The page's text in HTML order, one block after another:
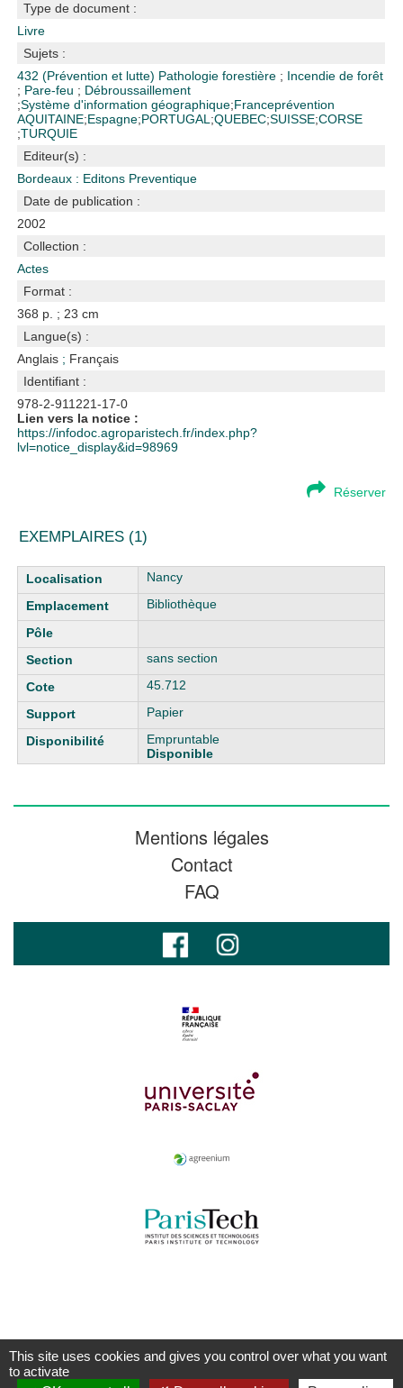
Type de document :
Livre
Sujets :
432 (Prévention et lutte) Pathologie forestière ; Incendie de forêt
; Pare-feu ; Débroussaillement
;Système d'information géographique;Franceprévention
AQUITAINE;Espagne;PORTUGAL ;QUEBEC;SUISSE;CORSE
;TURQUIE
Editeur(s) :
Bordeaux : Editons Preventique
Date de publication :
2002
Collection :
Actes
Format :
368 p. ; 23 cm
Langue(s) :
Anglais ; Français
Identifiant :
978-2-911221-17-0
Lien vers la notice :
https://infodoc.agroparistech.fr/index.php?
lvl=notice_display&id=98969
Réserver
EXEMPLAIRES (1)
Liste des exemplaires
Nancy
Bibliothèque
sans section
45.712
Papier
Empruntable
Disponible
Mentions légales
Contact
FAQ
This site uses cookies and gives you control over what you want
to activate